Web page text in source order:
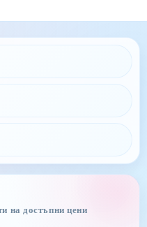
на достъпни цени